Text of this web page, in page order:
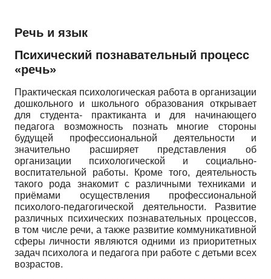
Речь и язык
Психический познавательный процесс
«речь»
Практическая психологическая работа в организации
дошкольного и школьного образования открывает
для студента- практиканта и для начинающего
педагога возможность познать многие стороны
будущей профессиональной деятельности и
значительно расширяет представления об
организации психологической и социально-
воспитательной работы. Кроме того, деятельность
такого рода знакомит с различными техниками и
приёмами осуществления профессиональной
психолого-педагогической деятельности. Развитие
различных психических познавательных процессов,
в том числе речи, а также развитие коммуникативной
сферы личности являются одними из приоритетных
задач психолога и педагога при работе с детьми всех
возрастов.